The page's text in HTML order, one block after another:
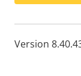
Version